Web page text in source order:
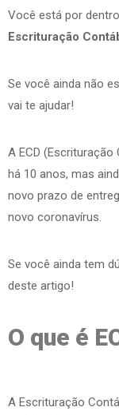
Você está por
Escrituração
Se você ainda não
vai te ajudar!
A ECD
há 10 anos, mas
novo prazo de
novo coronavírus.
Se você ainda tem
deste artigo!
O que é
A Escrituração